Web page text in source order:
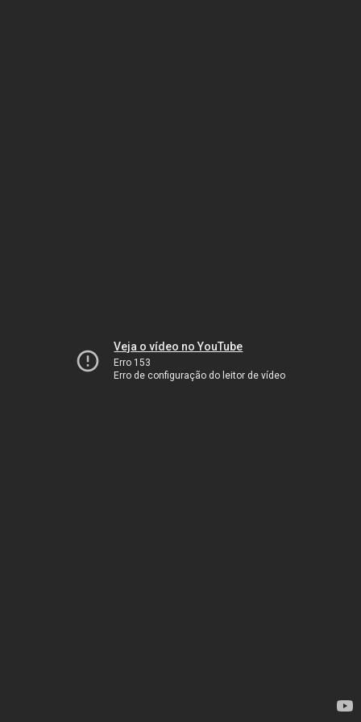
Veja o vídeo no YouTube
Erro 153
Erro de configuração do leitor de vídeo